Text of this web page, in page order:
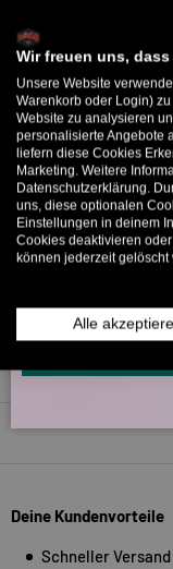
5315
Willkommens-
Bis zu 11% Rabatt
5% ab €80
E-Mail
MÄNNER
INFOS
KLICK HIER
Deine Kundenvorteile
Schneller Versand
Wir freuen uns,
Unsere Website
Warenkorb oder Login)
Website zu analysieren
personalisierte Angebote
liefern diese Cookies
Marketing. Weitere
Datenschutzerklärung.
uns, diese optionalen
Einstellungen in deinem
Cookies deaktivieren
können jederzeit gelöscht
Alle